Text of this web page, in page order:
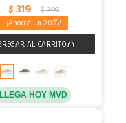
$ 319 $ 399
20
LLEGA HOY MVD